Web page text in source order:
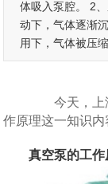
体吸入泵腔。 2
动下，气体逐渐
用下，气体被压
今天，上
作原理这一知识内
真空泵的工作